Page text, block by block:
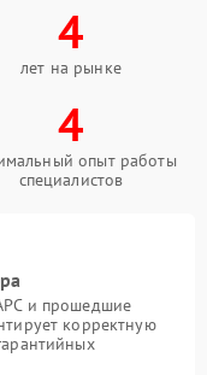
4
лет на рынке
4
опыт работы
специалистов
и прошедшие
корректную